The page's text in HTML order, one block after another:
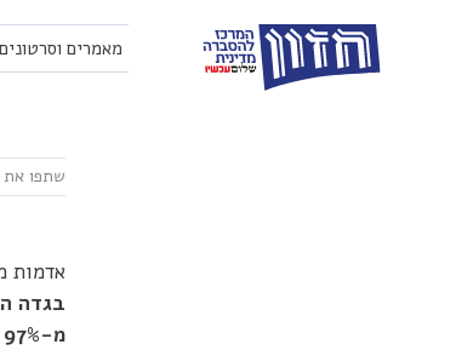
מאמרים וסרטונים
אדמות
בגדה
מ-97%